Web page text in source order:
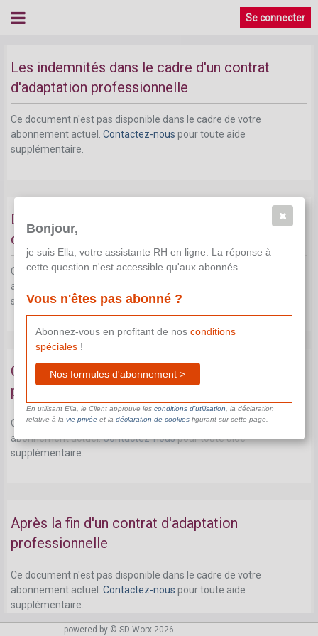
Se connecter
Les indemnités dans le cadre d'un contrat
d'adaptation professionnelle
Ce document n'est pas disponible dans le cadre de votre
abonnement actuel. Contactez-nous pour toute aide
supplémentaire.
Droits en cas d'absence pendant le contrat
d'adaptation professionnelle
Ce document n'est pas disponible dans le cadre de votre
abonnement actuel.
supplémentaire.
Cessation d'un contrat d'adaptation
professionnelle
Ce document n'est pas disponible dans le cadre de votre
abonnement actuel.Contactez-nouspour toute aide
supplémentaire.
Après la fin d'un contrat d'adaptation
professionnelle
Ce document n'est pas disponible dans le cadre de votre
abonnement actuel. Contactez-nous pour toute aide
supplémentaire.
powered by © SD Worx 2026
Bonjour,
je suis Ella, votre assistante RH en ligne. La réponse à
cette question n'est accessible qu'aux abonnés.
Vous n'êtes pas abonné ?
Abonnez-vous en profitant de nos conditions
spéciales!
Nos formules d'abonnement >
En utilisant Ella, le Client approuve les conditions d’utilisation , la déclaration
relative à la vie privéeet la déclaration de cookiesfigurant sur cette page.